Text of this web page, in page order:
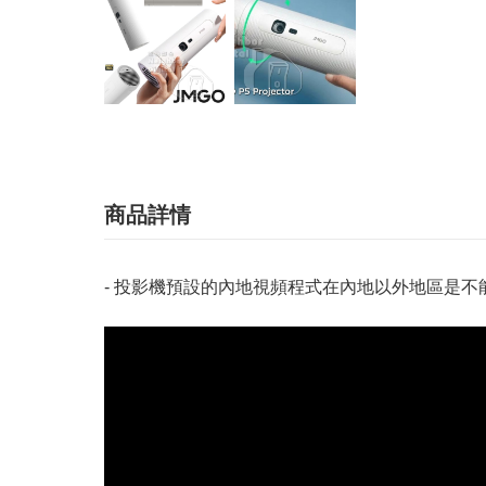
商品詳情
- 投影機預設的內地視頻程式在內地以外地區是不